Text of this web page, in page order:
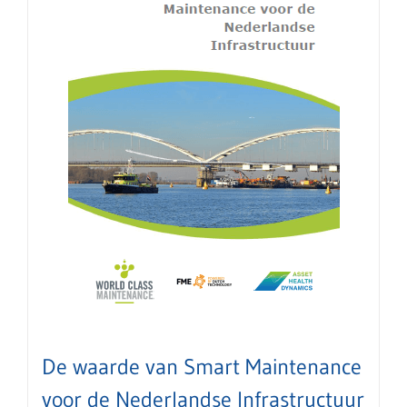
De waarde van Smart Maintenance
voor de Nederlandse Infrastructuur